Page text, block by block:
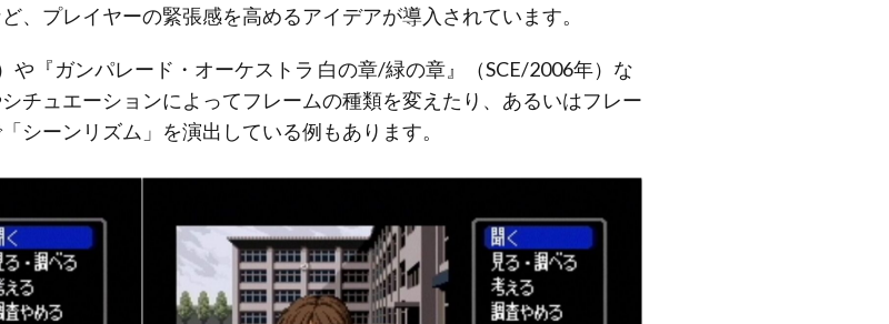
、プレイヤーの緊張感を高めるアイデアが導入されています。
や『ガンパレード・オーケストラ 白の章/緑の章』（SCE/2006年）な
チュエーションによってフレームの種類を変えたり、あるいはフレー
シーンリズム」を演出している例もあります。